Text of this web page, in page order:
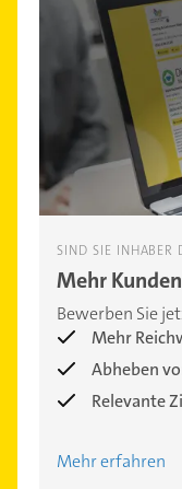
SIND SIE INHABER
Mehr
Bewerben Sie
Mehr
Abheben
Relevante
Mehr erfahren